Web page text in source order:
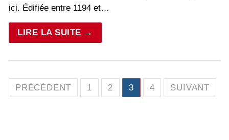
ici. Édifiée entre 1194 et…
LIRE LA SUITE →
Pagination
PRÉCÉDENT 1 2 3 4 SUIVANT